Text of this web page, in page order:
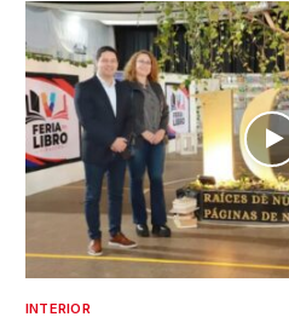
INTERIOR